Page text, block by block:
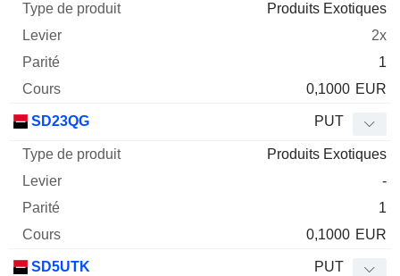
Produits Exotiques
2x
1
0,1000 EUR
SD23QG PUT
Produits Exotiques
-
1
0,1000 EUR
SD5UTK PUT